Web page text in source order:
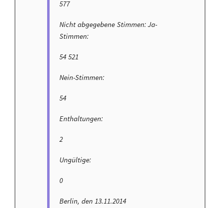
577
Nicht abgegebene Stimmen: Ja-
Stimmen:
54 521
Nein-Stimmen:
54
Enthaltungen:
2
Ungültige:
0
Berlin, den 13.11.2014